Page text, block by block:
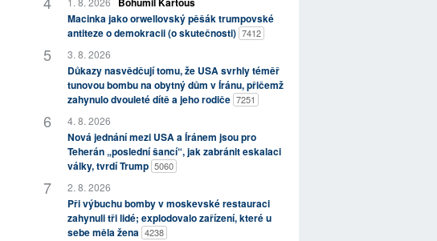
Macinka jako orwellovský pěšák trumpovské
antiteze o demokracii (o skutečnosti) 7412
3. 8. 2026
Důkazy nasvědčují tomu, že USA svrhly téměř
tunovou bombu na obytný dům v Íránu, přičemž
zahynulo dvouleté dítě a jeho rodiče 7251
4. 8. 2026
Nová jednání mezi USA a Íránem jsou pro
Teherán „poslední šancí“, jak zabránit eskalaci
války, tvrdí Trump 5060
2. 8. 2026
Při výbuchu bomby v moskevské restauraci
zahynuli tři lidé; explodovalo zařízení, které u
sebe měla žena 4238